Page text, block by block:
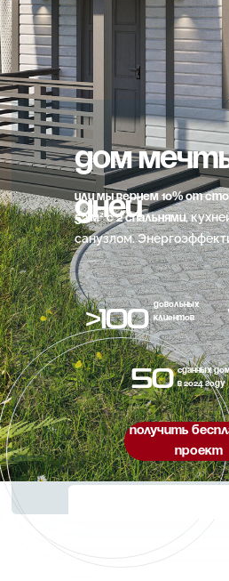
дом
дней
>100
или мы вернем 10% от
52 м² с 2 спальнями,
санузлом.
50
довольных
клиентов
сданных
в 2024 году
получить
проект